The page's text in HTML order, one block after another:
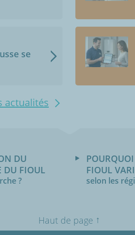
se
actualités
DU
DU FIOUL
?
FIOUL
selon les
Haut de page ↑